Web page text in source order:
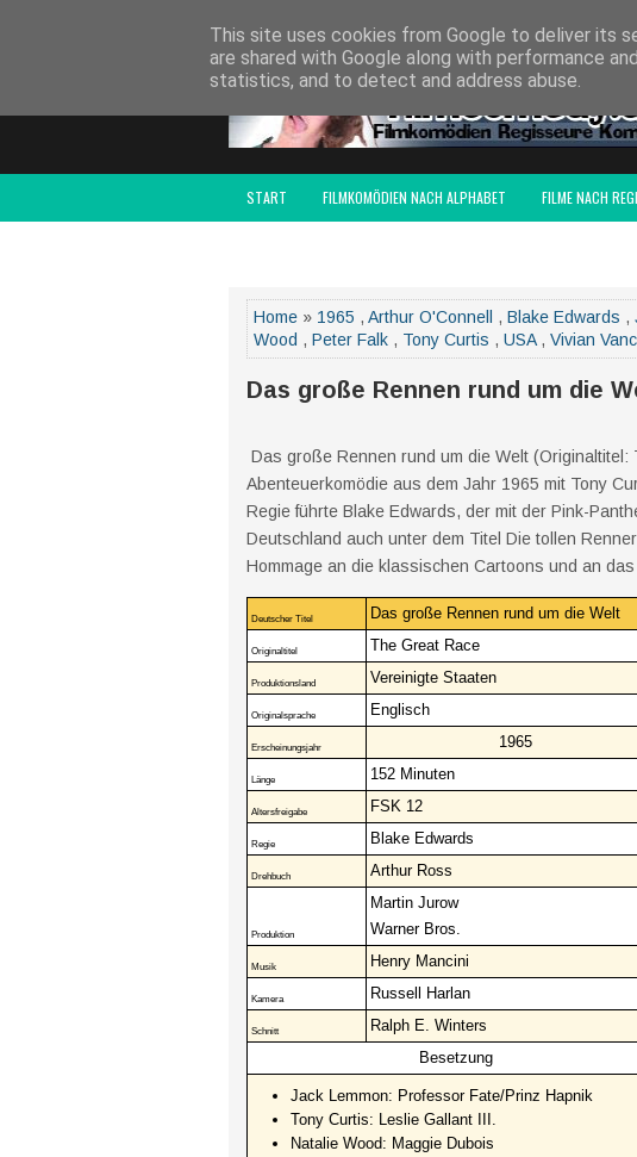
SITCOMSERIEN.DE DRAMEDY-SERIEN.DE SF-ACTIONFILM.DE
START FILMKOMÖDIEN NACH ALPHABET FILME NACH
Home » 1965 , Arthur O'Connell , Blake Edwards ,
Wood , Peter Falk , Tony Curtis , USA, Vivian
Das große Rennen rund um die
Das große Rennen rund um die Welt
Abenteuerkomödie aus dem Jahr 1965 mit Tony
Regie führte Blake Edwards, der mit der Pink-
Deutschland auch unter dem Titel Die tollen
Hommage an die klassischen Cartoons und an das
Deutscher Titel Das große Rennen rund um die Welt
Originaltitel The Great Race
Produktionsland Vereinigte Staaten
Originalsprache Englisch
Erscheinungsjahr 1965
Länge 152 Minuten
Altersfreigabe FSK 12
Regie Blake Edwards
Drehbuch Arthur Ross
Produktion
Martin Jurow
Warner Bros.
Musik Henry Mancini
Kamera Russell Harlan
Schnitt
Ralph E. Winters
Besetzung
Jack Lemmon: Professor Fate/Prinz Hapnik
Tony Curtis: Leslie Gallant III.
Natalie Wood: Maggie Dubois
This site uses cookies from Google to deliver its
are shared with Google along with performance
statistics, and to detect and address abuse.